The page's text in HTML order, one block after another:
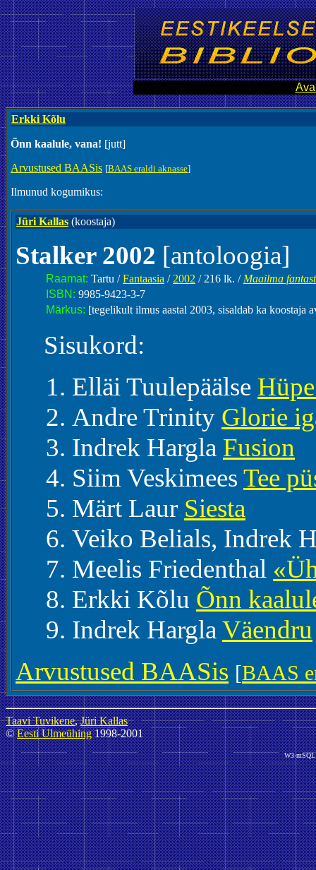
Erkki Kõlu
Õnn kaalule, vana! [jutt]
Arvustused BAASis [BAAS eraldi aknasse]
Ilmunud kogumikus:
Jüri Kallas (koostaja)
Stalker 2002 [antoloogia]
Raamat: Tartu /Fantaasia / 2002 / 216 lk. / Maailma
ISBN: 9985-9423-3-7
Märkus: [tegelikult ilmus aastal 2003, sisaldab ka koostaja
Sisukord:
Elläi Tuulepäälse
Andre Trinity Glorie
Indrek Hargla Fusion
Siim Veskimees Tee
Märt Laur Siesta
Veiko Belials, Indrek
Meelis Friedenthal
Erkki Kõlu Õnn
Indrek Hargla Väendru
Arvustused BAASis [BAAS
Taavi Tuvikene,Jüri Kallas
©Eesti Ulmeühing1998-2001
W3-